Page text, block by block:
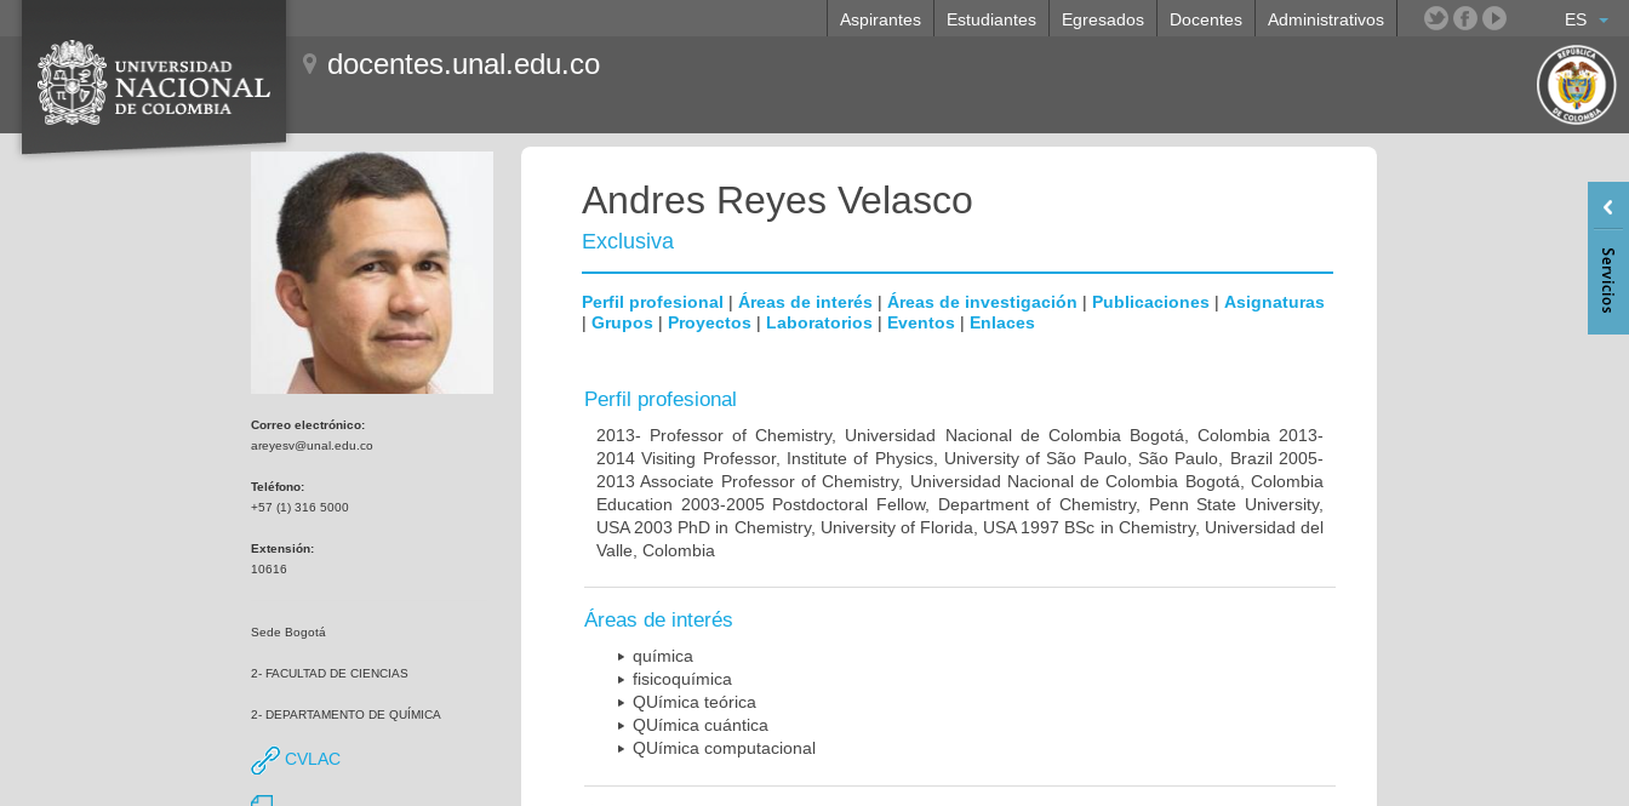
ES
Aspirantes Estudiantes Egresados Docentes Administrativos
docentes.unal.edu.co
Correo electrónico:
areyesv@unal.edu.co
Teléfono:
+57 (1) 316 5000
Extensión:
10616
Sede Bogotá
2- FACULTAD DE CIENCIAS
2- DEPARTAMENTO DE QUÍMICA
CVLAC
Andres Reyes Velasco
Exclusiva
Perfil profesional | Áreas de interés | Áreas de investigación | Publicaciones | Asignaturas
| Grupos | Proyectos | Laboratorios | Eventos | Enlaces
Perfil profesional
2013- Professor of Chemistry, Universidad Nacional de Colombia Bogotá, Colombia 2013-
2014 Visiting Professor, Institute of Physics, University of São Paulo, São Paulo, Brazil 2005-
2013 Associate Professor of Chemistry, Universidad Nacional de Colombia Bogotá, Colombia
Education 2003-2005 Postdoctoral Fellow, Department of Chemistry, Penn State University,
USA 2003 PhD in Chemistry, University of Florida, USA 1997 BSc in Chemistry, Universidad del
Valle, Colombia
Áreas de interés
química
fisicoquímica
QUímica teórica
QUímica cuántica
QUímica computacional